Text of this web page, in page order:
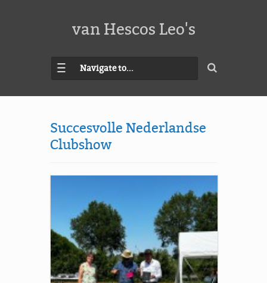
van Hescos Leo's
Navigate to...
Succesvolle Nederlandse
Clubshow